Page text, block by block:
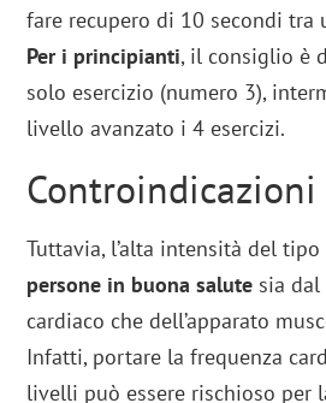
fare recupero di 10 secondi tra
Per i principianti, il consiglio è
solo esercizio (numero 3),
livello avanzato i 4 esercizi.
Controindicazioni
Tuttavia, l’alta intensità del
persone in buona salute sia
cardiaco che dell’apparato
Infatti, portare la frequenza
livelli può essere rischioso per